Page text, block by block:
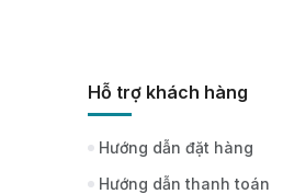
Hỗ trợ khách hàng
Hướng dẫn đặt hàng
Hướng dẫn thanh toán